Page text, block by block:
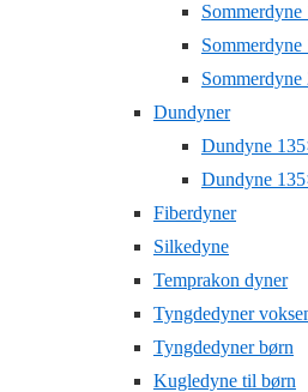
Dundyner
Dundyne
Dundyne
Fiberdyner
Silkedyne
Temprakon dyner
Tyngdedyner
Tyngdedyner børn
Kugledyne til børn